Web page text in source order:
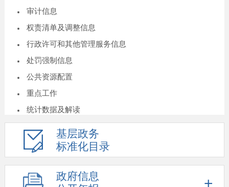
审计信息
权责清单及调整信息
行政许可和其他管理服务信息
处罚强制信息
公共资源配置
重点工作
统计数据及解读
重大决策预公开
建议提案结果公开
人事信息
重大项目
基层政务
标准化目录
政府信息